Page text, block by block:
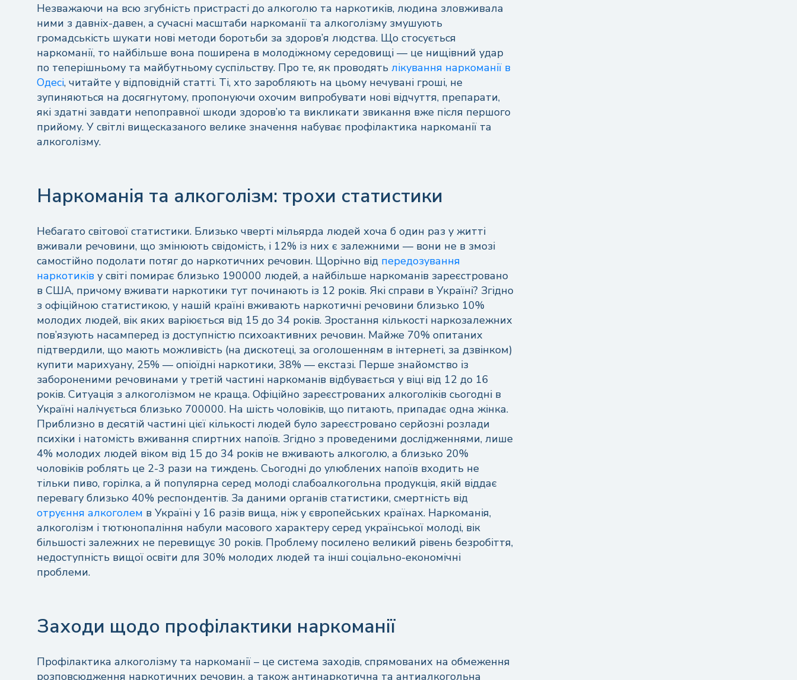
Реабілітація у центрі «Аркадія»
Профілактика як основний метод боротьби з наркоманією та алкоголізмом
Незважаючи на всю згубність пристрасті до алкоголю та наркотиків, людина зловживала
ними з давніх-давен, а сучасні масштаби наркоманії та алкоголізму змушують
громадськість шукати нові методи боротьби за здоров’я людства. Що стосується
наркоманії, то найбільше вона поширена в молодіжному середовищі — це нищівний удар
по теперішньому та майбутньому суспільству. Про те, як проводять лікування наркоманії в
Одесі, читайте у відповідній статті. Ті, хто заробляють на цьому нечувані гроші, не
зупиняються на досягнутому, пропонуючи охочим випробувати нові відчуття, препарати,
які здатні завдати непоправної шкоди здоров’ю та викликати звикання вже після першого
прийому. У світлі вищесказаного велике значення набуває профілактика наркоманії та
алкоголізму.
Наркоманія та алкоголізм: трохи статистики
Небагато світової статистики. Близько чверті мільярда людей хоча б один раз у житті
вживали речовини, що змінюють свідомість, і 12% із них є залежними — вони не в змозі
самостійно подолати потяг до наркотичних речовин. Щорічно від передозування
наркотиків у світі помирає близько 190000 людей, а найбільше наркоманів зареєстровано
в США, причому вживати наркотики тут починають із 12 років. Які справи в Україні? Згідно
з офіційною статистикою, у нашій країні вживають наркотичні речовини близько 10%
молодих людей, вік яких варіюється від 15 до 34 років. Зростання кількості наркозалежних
пов’язують насамперед із доступністю психоактивних речовин. Майже 70% опитаних
підтвердили, що мають можливість (на дискотеці, за оголошенням в інтернеті, за дзвінком)
купити марихуану, 25% — опіоїдні наркотики, 38% — екстазі. Перше знайомство із
забороненими речовинами у третій частині наркоманів відбувається у віці від 12 до 16
років. Ситуація з алкоголізмом не краща. Офіційно зареєстрованих алкоголіків сьогодні в
Україні налічується близько 700000. На шість чоловіків, що питають, припадає одна жінка.
Приблизно в десятій частині цієї кількості людей було зареєстровано серйозні розлади
психіки і натомість вживання спиртних напоїв. Згідно з проведеними дослідженнями, лише
4% молодих людей віком від 15 до 34 років не вживають алкоголю, а близько 20%
чоловіків роблять це 2-3 рази на тиждень. Сьогодні до улюблених напоїв входить не
тільки пиво, горілка, а й популярна серед молоді слабоалкогольна продукція, якій віддає
перевагу близько 40% респондентів. За даними органів статистики, смертність від
отруєння алкоголем в Україні у 16 ​​разів вища, ніж у європейських країнах. Наркоманія,
алкоголізм і тютюнопаління набули масового характеру серед української молоді, вік
більшості залежних не перевищує 30 років. Проблему посилено великий рівень безробіття,
недоступність вищої освіти для 30% молодих людей та інші соціально-економічні
проблеми.
Заходи щодо профілактики наркоманії
Профілактика алкоголізму та наркоманії – це система заходів, спрямованих на обмеження
розповсюдження наркотичних речовин, а також антинаркотична та антиалкогольна
Залишити відгук
Анонім
цілодобово